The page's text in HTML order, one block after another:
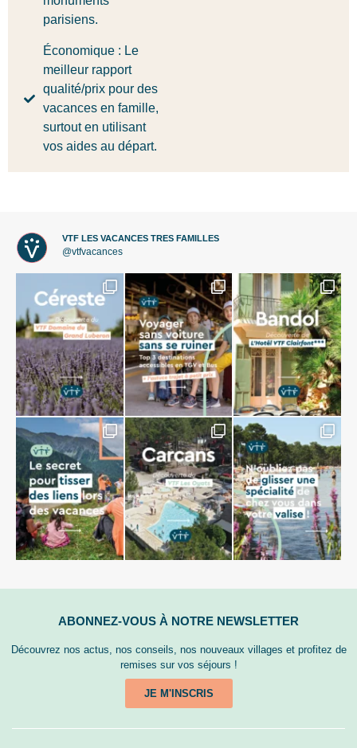
parisiens.
Économique : Le
meilleur rapport
qualité/prix pour des
vacances en famille,
surtout en utilisant
vos aides au départ.
VTF LES VACANCES TRES FAMILLES
@vtfvacances
ABONNEZ-VOUS À NOTRE NEWSLETTER
Découvrez nos actus, nos conseils, nos nouveaux villages et profitez de
remises sur vos séjours !
JE M'INSCRIS